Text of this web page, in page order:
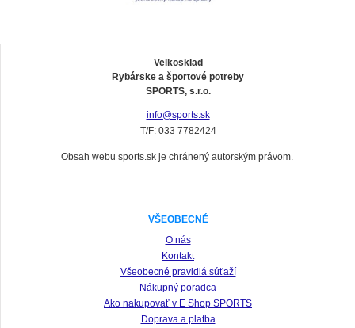
Velkosklad
Rybárske a športové potreby
SPORTS, s.r.o.
info@sports.sk
T/F: 033 7782424
Obsah webu sports.sk je chránený autorským právom.
VŠEOBECNÉ
O nás
Kontakt
Všeobecné pravidlá súťaží
Nákupný poradca
Ako nakupovať v E Shop SPORTS
Doprava a platba